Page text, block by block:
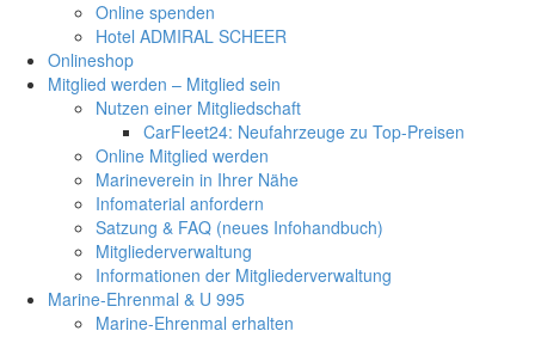
Online spenden
Hotel ADMIRAL SCHEER
Onlineshop
Mitglied werden – Mitglied sein
Nutzen einer Mitgliedschaft
CarFleet24: Neufahrzeuge zu Top-Preisen
Online Mitglied werden
Marineverein in Ihrer Nähe
Infomaterial anfordern
Satzung & FAQ (neues Infohandbuch)
Mitgliederverwaltung
Informationen der Mitgliederverwaltung
Marine-Ehrenmal & U 995
Marine-Ehrenmal erhalten